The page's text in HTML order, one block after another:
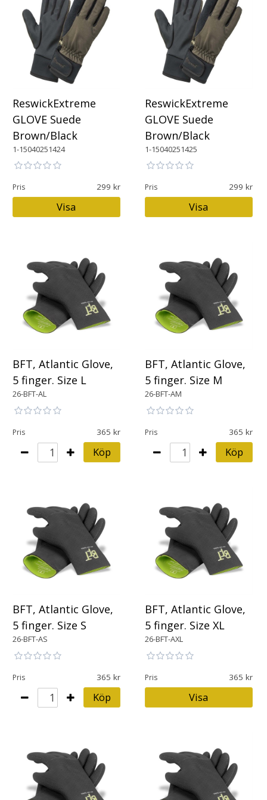
ReswickExtreme
GLOVE Suede
Brown/Black
1-15040251424
Pris 299
Visa
ReswickExtreme
GLOVE Suede
Brown/Black
1-15040251425
Pris 299
Visa
BFT, Atlantic Glove,
5 finger. Size L
26-BFT-AL
Pris 365
Köp
BFT, Atlantic Glove,
5 finger. Size M
26-BFT-AM
Pris 365
Köp
BFT, Atlantic Glove,
5 finger. Size S
26-BFT-AS
Pris 365
Köp
BFT, Atlantic Glove,
5 finger. Size XL
26-BFT-AXL
Pris 365
Visa